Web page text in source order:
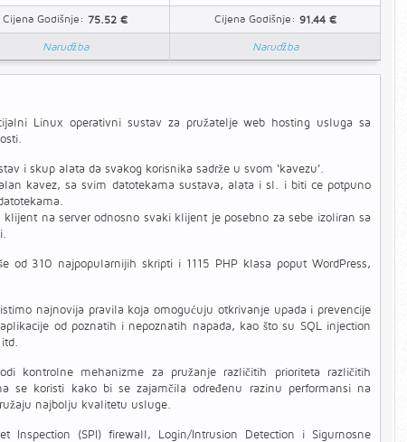
Narudžba Narudžba
Cijena Godišnje: 75.52 € Cijena Godišnje: 91.44 €
Linux operativni sustav za pružatelje web hosting usluga sa
i skup alata da svakog korisnika sadrže u svom ‘kavezu’.
kavez, sa svim datotekama sustava, alata i sl. i biti ce potpuno
na server odnosno svaki klijent je posebno za sebe izoliran sa
od 310 najpopularnijih skripti i 1115 PHP klasa poput WordPress,
najnovija pravila koja omogućuju otkrivanje upada i prevencije
od poznatih i nepoznatih napada, kao što su SQL injection
kontrolne mehanizme za pružanje različitih prioriteta različitih
se koristi kako bi se zajamčila određenu razinu performansi na
najbolju kvalitetu usluge.
Inspection (SPI) firewall, Login/Intrusion Detection i Sigurnosne